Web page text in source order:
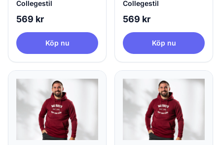
Collegestil
569 kr
Köp nu
Collegestil
569 kr
Köp nu